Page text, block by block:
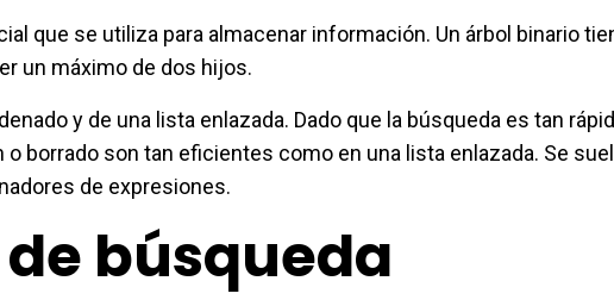
que se utiliza para almacenar información. Un árbol binario
un máximo de dos hijos.
y de una lista enlazada. Dado que la búsqueda es tan
borrado son tan eficientes como en una lista enlazada. Se
de expresiones.
búsqueda